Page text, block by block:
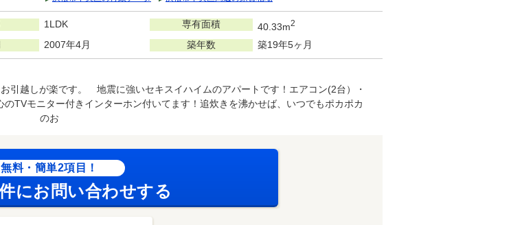
1LDK 専有面積 40.33m2
2007年4月 築年数 築19年5ヶ月
引越しが楽です。 地震に強いセキスイハイムのアパートです！エアコン(2台）・
TVモニター付きインターホン付いてます！追炊きを沸かせば、いつでもポカポカ
のお
無料・簡単2項目！
にお問い合わせする